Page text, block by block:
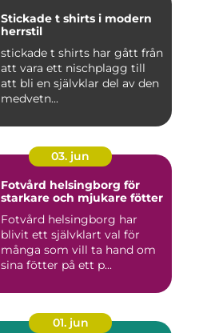
Stickade t shirts i modern
herrstil
stickade t shirts har gått från
att vara ett nischplagg till
att bli en självklar del av den
medvetn...
03. jun
Fotvård helsingborg för
starkare och mjukare fötter
Fotvård helsingborg har
blivit ett självklart val för
många som vill ta hand om
sina fötter på ett p...
01. jun